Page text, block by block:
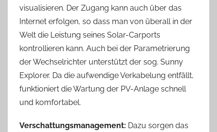
visualisieren. Der Zugang kann auch über das
Internet erfolgen, so dass man von überall in der
Welt die Leistung seines Solar-Carports
kontrollieren kann. Auch bei der Parametrierung
der Wechselrichter unterstützt der sog. Sunny
Explorer. Da die aufwendige Verkabelung entfällt,
funktioniert die Wartung der PV-Anlage schnell
und komfortabel.
Verschattungsmanagement: Dazu sorgen das